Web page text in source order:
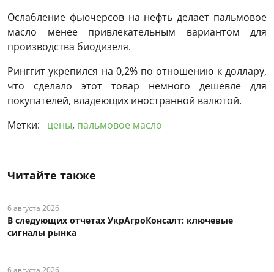
Ослабление фьючерсов на нефть делает пальмовое
масло менее привлекательным вариантом для
производства биодизеля.
Ринггит укрепился на 0,2% по отношению к доллару,
что сделало этот товар немного дешевле для
покупателей, владеющих иностранной валютой.
Метки:
цены, пальмовое масло
Читайте также
6 августа 2026
В следующих отчетах УкрАгроКонсалт: ключевые
сигналы рынка
6 августа 2026